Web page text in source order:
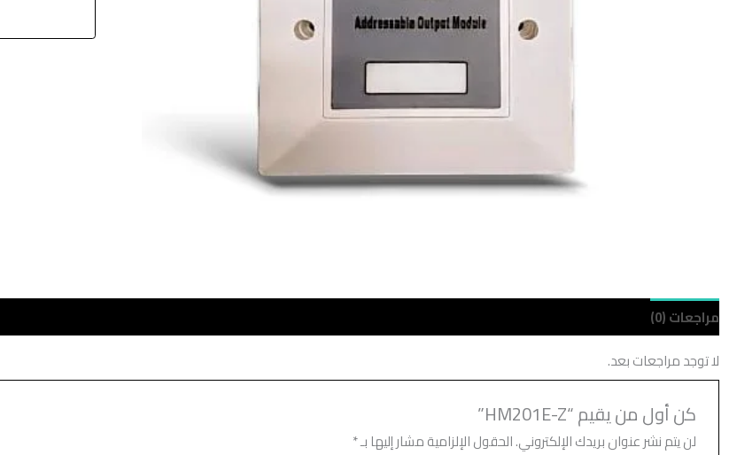
مراجعات (0)
لا توجد مراجعات بعد.
كن أول من يقيم “HM201E-Z”
لن يتم نشر عنوان بريدك الإلكتروني.الحقول الإلزامية مشار إليها بـ*